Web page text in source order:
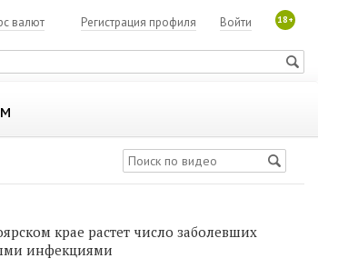
валют 18+
Войти
Регистрация профиля
крае растет число заболевших
инфекциями